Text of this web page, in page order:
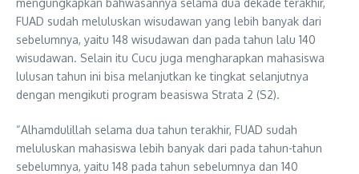
mengungkapkan bahwasannya selama dua dekade terakhir,
FUAD sudah meluluskan wisudawan yang lebih banyak dari
sebelumnya, yaitu 148 wisudawan dan pada tahun lalu 140
wisudawan. Selain itu Cucu juga mengharapkan mahasiswa
lulusan tahun ini bisa melanjutkan ke tingkat selanjutnya
dengan mengikuti program beasiswa Strata 2 (S2).
“Alhamdulillah selama dua tahun terakhir, FUAD sudah
meluluskan mahasiswa lebih banyak dari pada tahun-tahun
sebelumnya, yaitu 148 pada tahun sebelumnya dan 140